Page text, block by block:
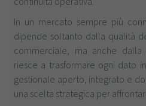
In un mercato sempre più
dipende soltanto dalla qualità
commerciale, ma anche dalla
riesce a trasformare ogni dato
gestionale aperto, integrato e
una scelta strategica per